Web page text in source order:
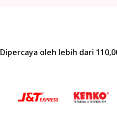
Dipercaya oleh lebih dari